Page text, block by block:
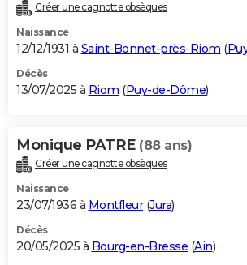
Destinations
City break
Voyage nature
Voyage de noces
Forum
Climat
+PHOTO
GUIDES D'ACHAT
BONS PLANS
Carte de Noël
Carte Bonne année
Carte Saint-Valentin
Carte Pâques
Carte d'anniversaire
DICTIONNAIRE
Dictionnaire
Biographies
Citations
Expressions
Proverbes
PROGRAMME TV
S'inscrire
Se connecter
Lycées
Collèges
Primaires
Universités
Entreprises
Service militaire
Avis de recherche
AVIS DE DÉCÈS
Créer une cagnotte obsèques
Naissance
12/12/1931 à Saint-Bonnet-près-Riom (
Décès
13/07/2025 à Riom (Puy-de-Dôme)
Monique PATRE (88 ans)
Créer une cagnotte obsèques
Naissance
23/07/1936 à Montfleur(Jura)
Décès
20/05/2025 à Bourg-en-Bresse (Ain)